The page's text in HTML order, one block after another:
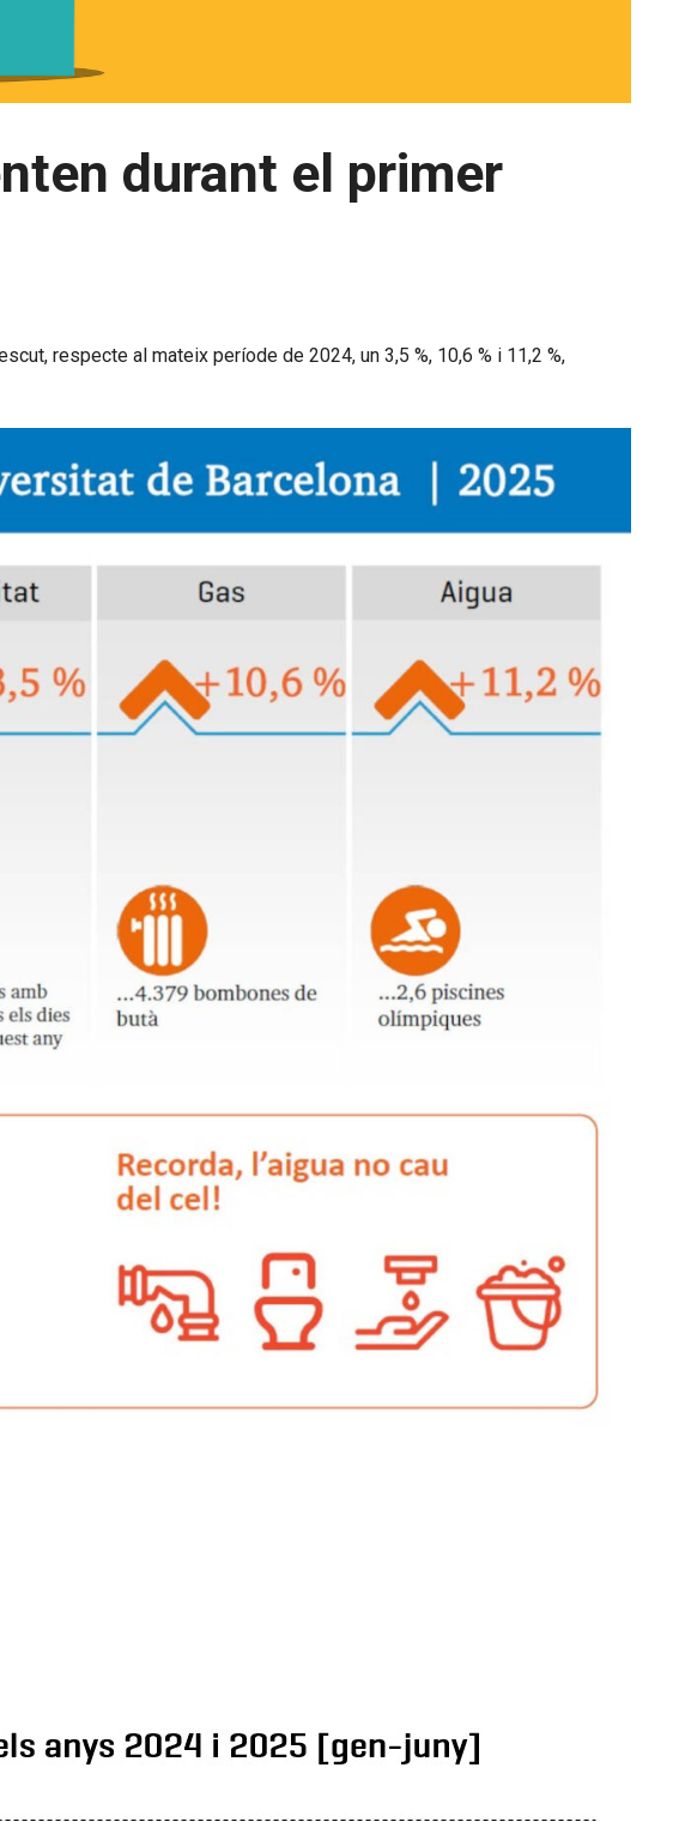
durant el primer
respecte al mateix període de 2024, un 3,5 %, 10,6 % i 11,2 %,